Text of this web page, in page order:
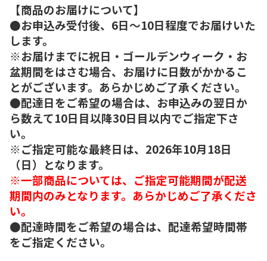
【商品のお届けについて】
●お申込み受付後、6日～10日程度でお届けいた
します。
※お届けまでに祝日・ゴールデンウィーク・お
盆期間をはさむ場合、お届けに日数がかかるこ
とがございます。あらかじめご了承ください。
●配達日をご希望の場合は、お申込みの翌日か
ら数えて10日目以降30日目以内でご指定下さ
い。
※ご指定可能な最終日は、2026年10月18日
（日）となります。
※一部商品については、ご指定可能期間が配送
期間内のみとなります。あらかじめご了承くださ
い。
●配達時間をご希望の場合は、配達希望時間帯
をご指定ください。